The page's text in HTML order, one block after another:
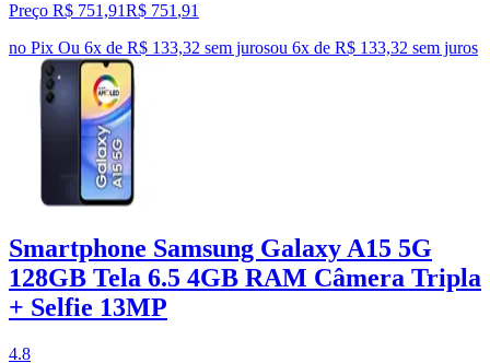
Preço R$ 751,91R$ 751 ,91
no Pix Ou 6x de R$ 133,32 sem jurosou 6x de R$ 133,32 sem juros
Smartphone Samsung Galaxy A15 5G
128GB Tela 6.5 4GB RAM Câmera Tripla
+ Selfie 13MP
4.8